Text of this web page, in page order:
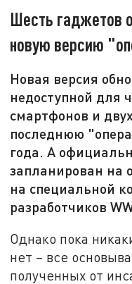
Шесть гаджетов
новую версию
Новая версия
недоступной для
смартфонов и
последнюю
года. А
запланирован на
на специальной
разработчиков
Однако пока
нет – все
полученных от